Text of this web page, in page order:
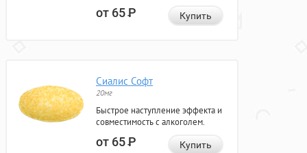
от 65Р Купить
Сиалис Софт
20мг
Быстрое наступление эффекта и
совместимость с алкоголем.
от 65Р Купить